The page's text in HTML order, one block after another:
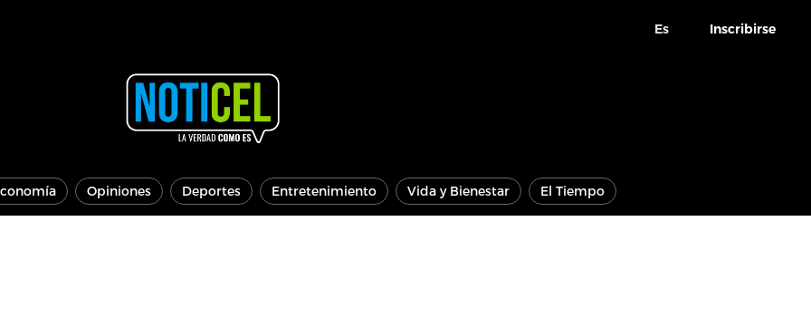
Es Inscribirse
Opiniones Deportes Entretenimiento Vida y Bienestar El Tiempo